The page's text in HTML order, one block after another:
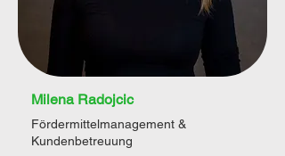
Milena Radojcic
Fördermittelmanagement &
Kundenbetreuung